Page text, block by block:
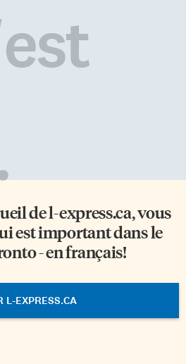
del-express.ca, vous
est important dans le
- en français!
L-EXPRESS.CA